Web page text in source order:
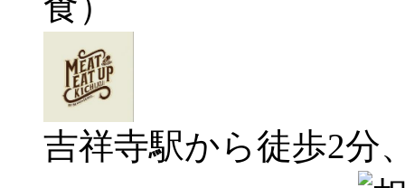
吉祥寺駅から徒歩2分